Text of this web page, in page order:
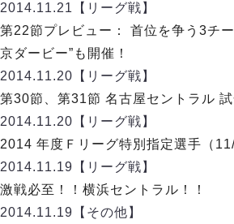
湘南ベルマーレ
ボアルース長野
名古屋オーシャンズ
シュライカー大阪
ボルクバレット北九州
バサジィ大分
選手の通算記録（Ｆ２）
ヴォスクオーレ仙台
2014.11.21
【リーグ戦】
第22節プレビュー： 首位を争う3チ
京ダービー”も開催！
2014.11.20 【リーグ戦】
第30節、第31節 名古屋セントラル
2014.11.20 【リーグ戦】
2014 年度Ｆリーグ特別指定選手（
2014.11.19 【リーグ戦】
激戦必至！！横浜セントラル！！
2014.11.19 【その他】